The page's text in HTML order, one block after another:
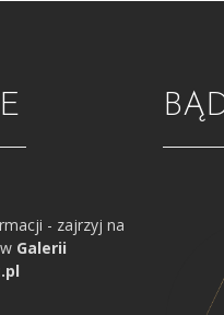
- zajrzyj na
Galerii